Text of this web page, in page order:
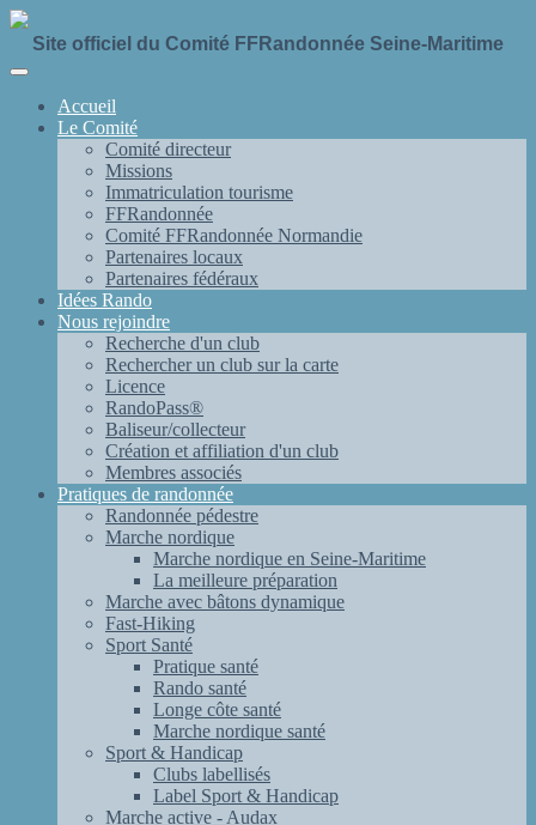
Site officiel du Comité FFRandonnée Seine-Maritime
Accueil
Le Comité
Comité directeur
Missions
Immatriculation tourisme
FFRandonnée
Comité FFRandonnée Normandie
Partenaires locaux
Partenaires fédéraux
Idées Rando
Nous rejoindre
Recherche d'un club
Rechercher un club sur la carte
Licence
RandoPass®
Baliseur/collecteur
Création et affiliation d'un club
Membres associés
Pratiques de randonnée
Randonnée pédestre
Marche nordique
Marche nordique en Seine-Maritime
La meilleure préparation
Marche avec bâtons dynamique
Fast-Hiking
Sport Santé
Pratique santé
Rando santé
Longe côte santé
Marche nordique santé
Sport & Handicap
Clubs labellisés
Label Sport & Handicap
Marche active - Audax